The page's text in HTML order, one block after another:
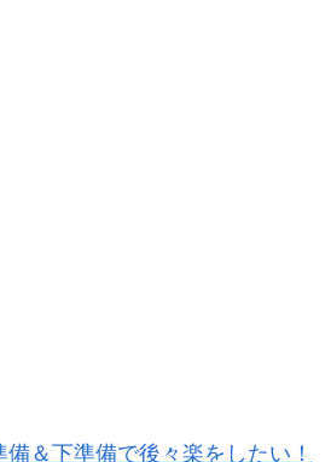
＆下準備で後々楽をしたい！